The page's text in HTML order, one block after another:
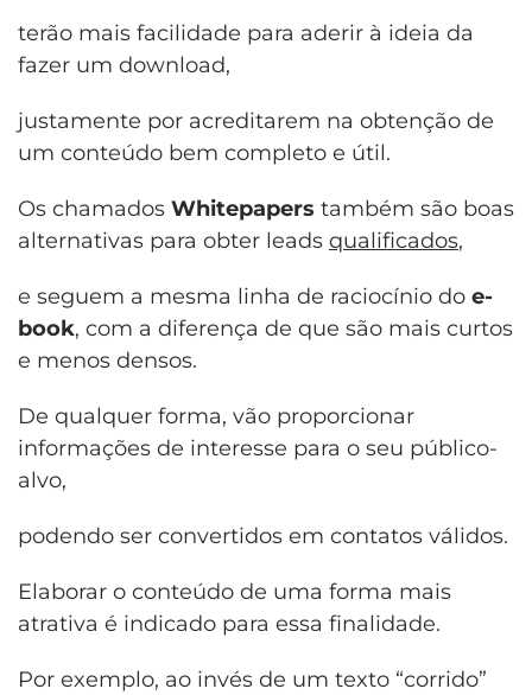
terão mais facilidade para aderir à ideia da
fazer um download,
justamente por acreditarem na obtenção de
um conteúdo bem completo e útil.
Os chamados Whitepapers também são boas
alternativas para obter leads qualificados,
e seguem a mesma linha de raciocínio do e-
book, com a diferença de que são mais curtos
e menos densos.
De qualquer forma, vão proporcionar
informações de interesse para o seu público-
alvo,
podendo ser convertidos em contatos válidos.
Elaborar o conteúdo de uma forma mais
atrativa é indicado para essa finalidade.
Por exemplo, ao invés de um texto “corrido”